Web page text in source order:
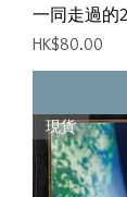
一同走過的
Price
HK$80.00
現貨